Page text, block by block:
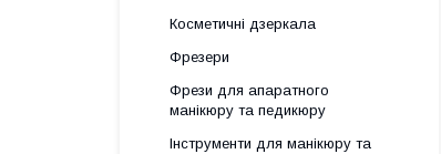
Косметичні дзеркала
Фрезери
Фрези для апаратного
манікюру та педикюру
Інструменти для манікюру та